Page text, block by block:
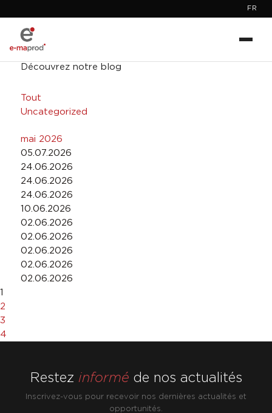
FR
Découvrez notre blog
Tout
Uncategorized
mai 2026
05.07.2026
24.06.2026
24.06.2026
24.06.2026
10.06.2026
02.06.2026
02.06.2026
02.06.2026
02.06.2026
02.06.2026
1
2
3
4
Restez informé de nos actualités
Inscrivez-vous pour recevoir nos dernières actualités et
opportunités.